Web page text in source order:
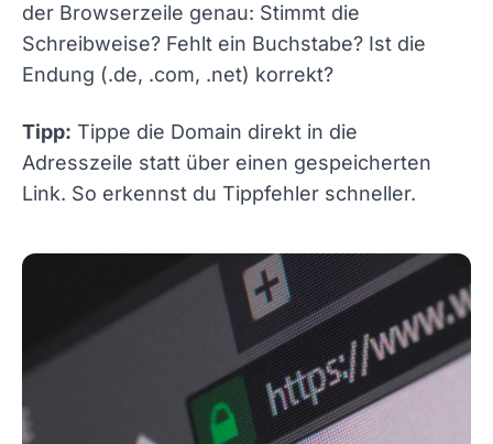
der Browserzeile genau: Stimmt die
Schreibweise? Fehlt ein Buchstabe? Ist die
Endung (.de, .com, .net) korrekt?
Tipp: Tippe die Domain direkt in die
Adresszeile statt über einen gespeicherten
Link. So erkennst du Tippfehler schneller.